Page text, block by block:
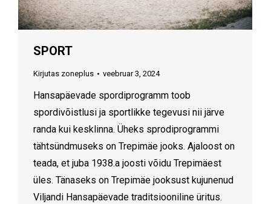
SPORT
Kirjutas zoneplus veebruar 3, 2024
Hansapäevade spordiprogramm toob
spordivõistlusi ja sportlikke tegevusi nii järve
randa kui kesklinna. Üheks sprodiprogrammi
tähtsündmuseks on Trepimäe jooks. Ajaloost on
teada, et juba 1938.a joosti võidu Trepimäest
üles. Tänaseks on Trepimäe jooksust kujunenud
Viljandi Hansapäevade traditsiooniline üritus.